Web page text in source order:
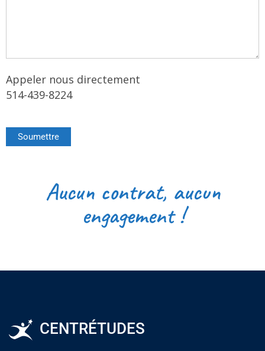
Appeler nous directement
514-439-8224
Soumettre
Aucun contrat, aucun
engagement !
CENTRÉTUDES